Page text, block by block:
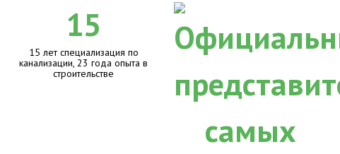
15
15 лет специализация по
канализации, 23 года опыта в
строительстве